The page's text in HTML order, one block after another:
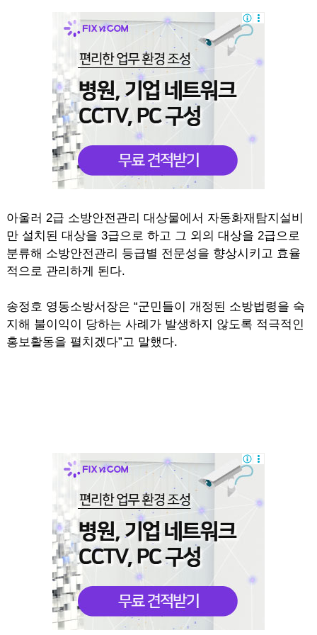
아울러 2급 소방안전관리 대상물에서 자동화재탐지설비
만 설치된 대상을 3급으로 하고 그 외의 대상을 2급으로
분류해 소방안전관리 등급별 전문성을 향상시키고 효율
적으로 관리하게 된다.
송정호 영동소방서장은 “군민들이 개정된 소방법령을 숙
지해 불이익이 당하는 사례가 발생하지 않도록 적극적인
홍보활동을 펼치겠다”고 말했다.